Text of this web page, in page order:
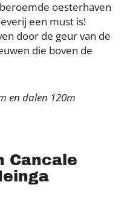
oesterhaven
een must is!
door de geur van de
die boven de
en dalen 120m
Cancale